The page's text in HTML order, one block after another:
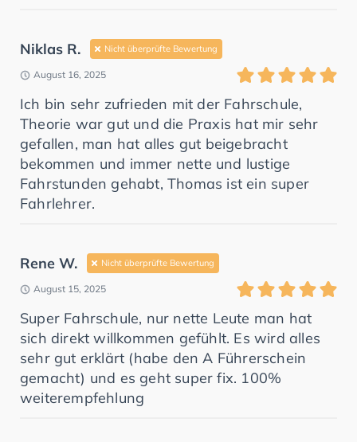
Niklas R. Nicht überprüfte Bewertung
August 16, 2025
Ich bin sehr zufrieden mit der Fahrschule,
Theorie war gut und die Praxis hat mir sehr
gefallen, man hat alles gut beigebracht
bekommen und immer nette und lustige
Fahrstunden gehabt, Thomas ist ein super
Fahrlehrer.
Rene W. Nicht überprüfte Bewertung
August 15, 2025
Super Fahrschule, nur nette Leute man hat
sich direkt willkommen gefühlt. Es wird alles
sehr gut erklärt (habe den A Führerschein
gemacht) und es geht super fix. 100%
weiterempfehlung